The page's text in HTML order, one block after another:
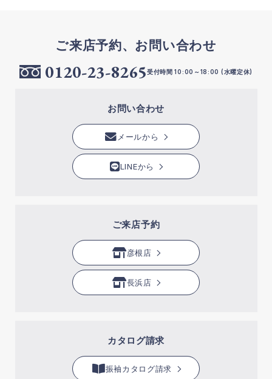
ご来店予約、お問い合わせ
お問い合わせ
メールから
LINEから
ご来店予約
彦根店
長浜店
カタログ請求
振袖カタログ請求
0120-23-8265受付時間 10:00～18:00 (水曜定休)